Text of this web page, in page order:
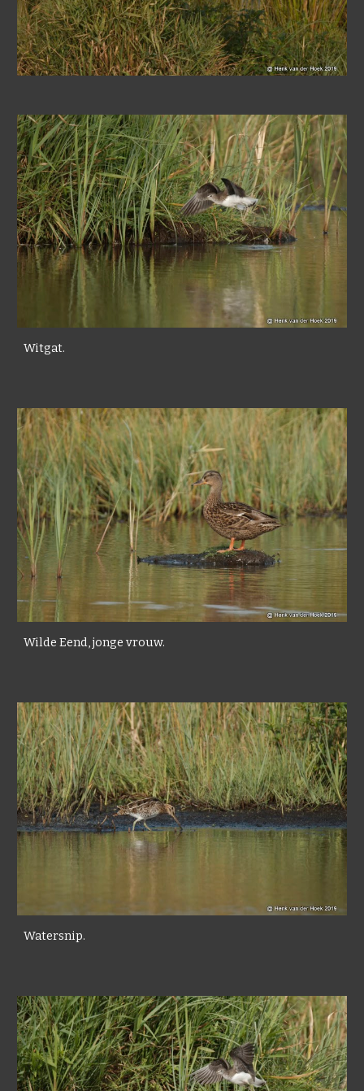
Witgat.
Wilde Eend, jonge vrouw.
Watersnip.